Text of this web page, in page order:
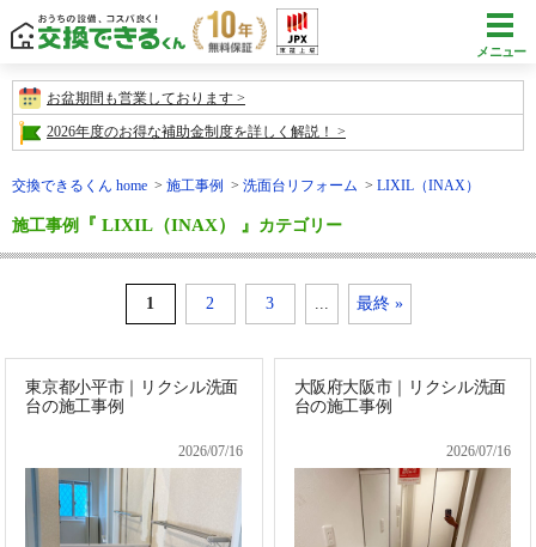
メニュー
お盆期間も営業しております
2026年度のお得な補助金制度を詳しく解説！
交換できるくん home 施工事例 洗面台リフォーム LIXIL（INAX）
施工事例 『 LIXIL（INAX） 』 カテゴリー
1 2 3 最終 »
東京都小平市｜リクシル洗面
台の施工事例
2026/07/16
大阪府大阪市｜リクシル洗面
台の施工事例
2026/07/16